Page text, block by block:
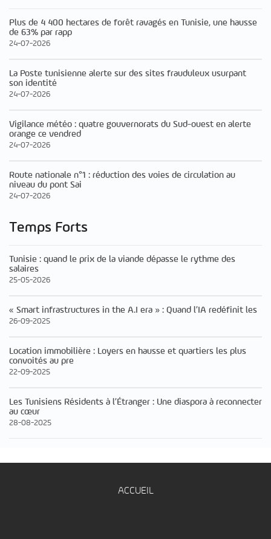
Plus de 4 400 hectares de forêt ravagés en Tunisie, une hausse
de 63% par rapp
24-07-2026
La Poste tunisienne alerte sur des sites frauduleux usurpant
son identité
24-07-2026
Vigilance météo : quatre gouvernorats du Sud-ouest en alerte
orange ce vendred
24-07-2026
Route nationale n°1 : réduction des voies de circulation au
niveau du pont Sai
24-07-2026
Temps Forts
Tunisie : quand le prix de la viande dépasse le rythme des
salaires
25-05-2026
« Smart infrastructures in the A.I era » : Quand l’IA redéfinit les
26-09-2025
Location immobilière : Loyers en hausse et quartiers les plus
convoités au pre
22-09-2025
Les Tunisiens Résidents à l’Étranger : Une diaspora à reconnecter
au cœur
28-08-2025
ACCUEIL